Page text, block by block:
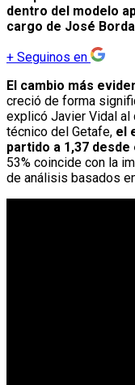
dentro del modelo
cargo de José
+ Seguinos en
El cambio más
creció de forma
explicó Javier Vidal al
técnico del Getafe, el
partido a 1,37 desde
53% coincide con la
de análisis basados